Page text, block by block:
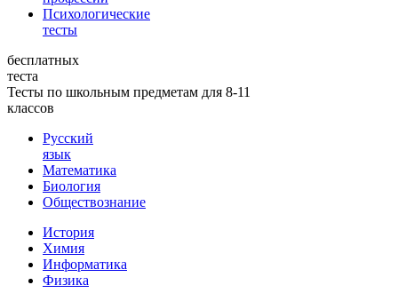
Психологические
тесты
бесплатных
теста
Тесты по школьным предметам для 8-11
классов
Русский
язык
Математика
Биология
Обществознание
История
Химия
Информатика
Физика